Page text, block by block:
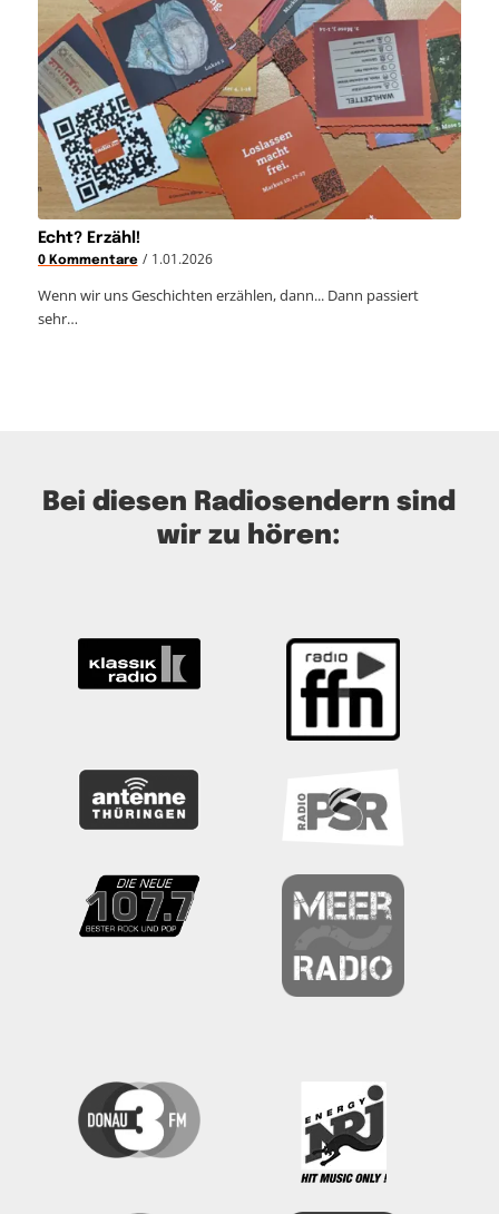
Echt? Erzähl!
0 Kommentare / 1.01.2026
Wenn wir uns Geschichten erzählen, dann... Dann passiert
sehr…
Bei diesen Radiosendern sind
wir zu hören: